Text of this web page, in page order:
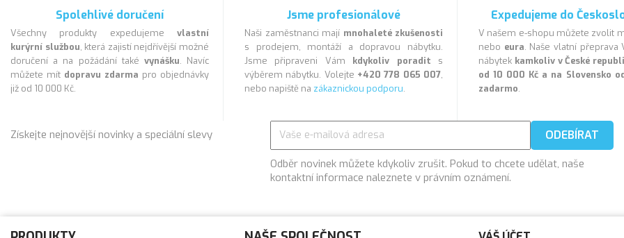
Spolehlivé doručení
Všechny produkty expedujeme vlastní
kurýrní službou, která zajistí nejdřívější možné
doručení a na požádání také vynášku. Navíc
můžete mít dopravu zdarma pro objednávky
již od 10 000 Kč.
Jsme profesionálové
Naši zaměstnanci mají mnohaleté zkušenosti
s prodejem, montáží a dopravou nábytku.
Jsme připraveni Vám kdykoliv poradit s
výběrem nábytku. Volejte +420 778 065 007,
nebo napiště na zákaznickou podporu.
Expedujeme do
V našem e-shopu můžete zvolit
nebo eura. Naše vlatní přeprava
nábytek kamkoliv v České
od 10 000 Kč a na Slovensko
zadarmo.
Získejte nejnovější novinky a speciální slevy
Odběr novinek můžete kdykoliv zrušit. Pokud to chcete udělat, naše
kontaktní informace naleznete v právním oznámení.